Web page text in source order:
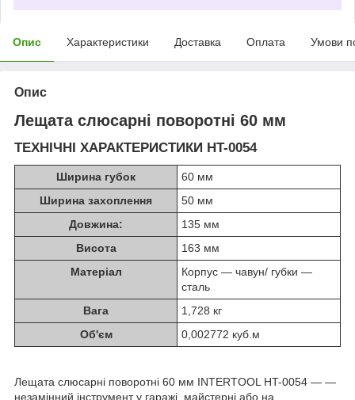
Опис Характеристики Доставка Оплата Умови
Опис
Лещата слюсарні поворотні 60 мм
ТЕХНІЧНІ ХАРАКТЕРИСТИКИ HT-0054
Ширина губок
60 мм
Ширина захоплення
50 мм
Довжина:
135 мм
Висота
163 мм
Матеріал
Корпус — чавун/ губки —
сталь
Вага
1,728 кг
Об'єм
0,002772 куб.м
Лещата слюсарні поворотні 60 мм INTERTOOL HT-0054 — —
незамінний інструмент у гаражі, майстерні або на